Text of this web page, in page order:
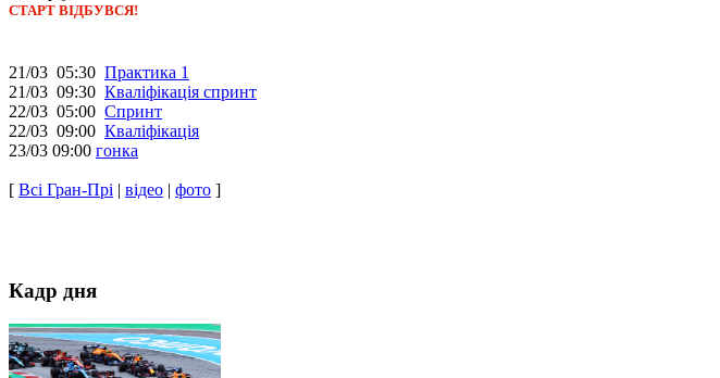
СТАРТ ВІДБУВСЯ!
21/03 05:30 Практика 1
21/03 09:30 Кваліфікація спринт
22/03 05:00 Спринт
22/03 09:00 Кваліфікація
23/03 09:00 гонка
[ Всі Гран-Прі | відео | фото ]
Кадр дня